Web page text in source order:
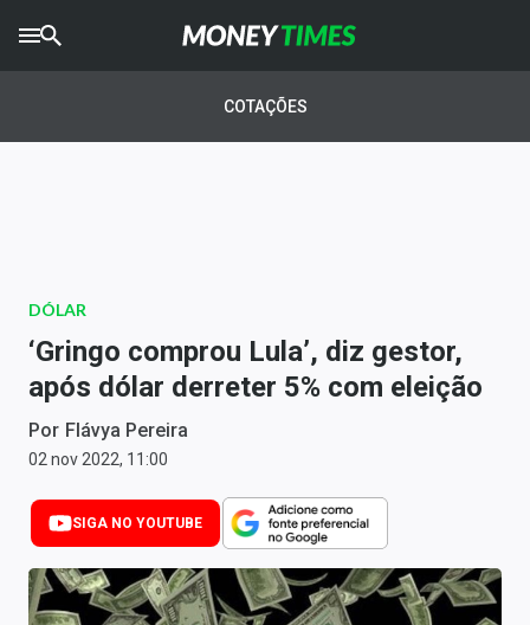
AGROTIMES
Newsletters
Money Trader
Anuncie
Últimas Notícias
Newsletters
Cotações
COTAÇÕES
DÓLAR
‘Gringo comprou Lula’, diz gestor,
após dólar derreter 5% com eleição
Por Flávya Pereira
02 nov 2022, 11:00
SIGA NO YOUTUBE